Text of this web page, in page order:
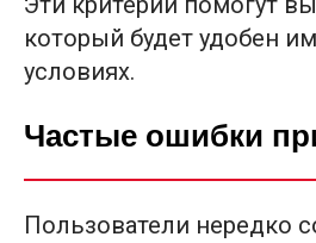
который будет удобен
условиях.
Частые ошибки
Пользователи нередко